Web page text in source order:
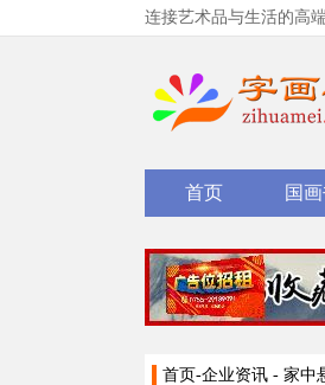
连接艺术品与生活的高
首页 国
首页-企业资讯 - 家中